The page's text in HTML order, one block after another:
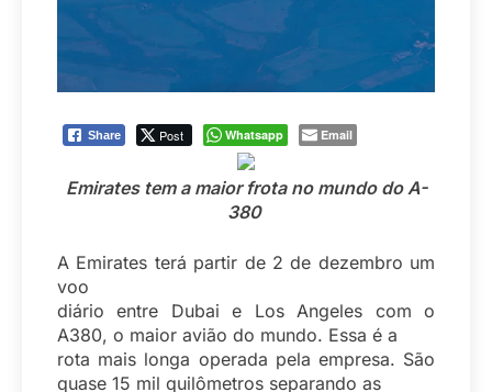
Share Post Whatsapp Email
Emirates tem a maior frota no mundo do A-
380
A Emirates terá partir de 2 de dezembro um
voo
diário entre Dubai e Los Angeles com o
A380, o maior avião do mundo. Essa é a
rota mais longa operada pela empresa. São
quase 15 mil quilômetros separando as